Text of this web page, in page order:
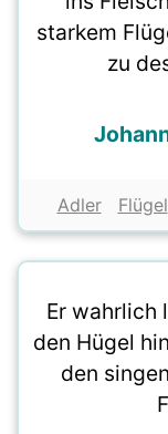
starkem
zu
Adler Flügel
Er wahrlich
den Hügel
den